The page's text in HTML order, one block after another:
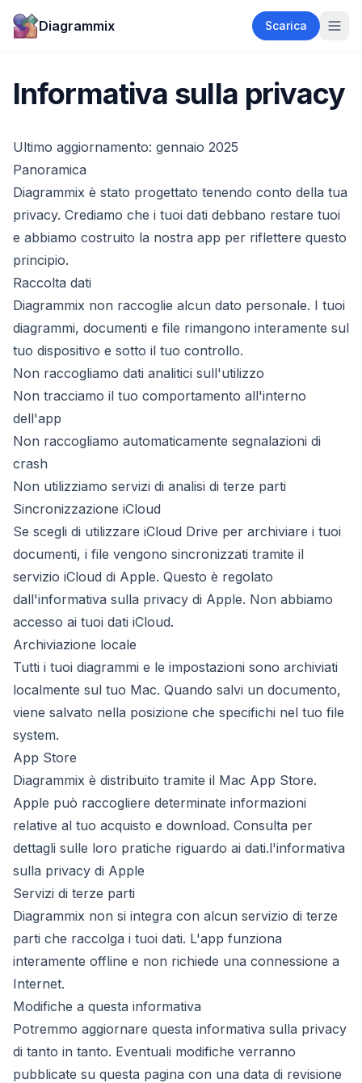
Diagrammix Scarica
Informativa sulla privacy
Ultimo aggiornamento: gennaio 2025
Panoramica
Diagrammix è stato progettato tenendo conto della tua
privacy. Crediamo che i tuoi dati debbano restare tuoi
e abbiamo costruito la nostra app per riflettere questo
principio.
Raccolta dati
Diagrammix non raccoglie alcun dato personale. I tuoi
diagrammi, documenti e file rimangono interamente sul
tuo dispositivo e sotto il tuo controllo.
Non raccogliamo dati analitici sull'utilizzo
Non tracciamo il tuo comportamento all'interno
dell'app
Non raccogliamo automaticamente segnalazioni di
crash
Non utilizziamo servizi di analisi di terze parti
Sincronizzazione iCloud
Se scegli di utilizzare iCloud Drive per archiviare i tuoi
documenti, i file vengono sincronizzati tramite il
servizio iCloud di Apple. Questo è regolato
dall'informativa sulla privacy di Apple. Non abbiamo
accesso ai tuoi dati iCloud.
Archiviazione locale
Tutti i tuoi diagrammi e le impostazioni sono archiviati
localmente sul tuo Mac. Quando salvi un documento,
viene salvato nella posizione che specifichi nel tuo file
system.
App Store
Diagrammix è distribuito tramite il Mac App Store.
Apple può raccogliere determinate informazioni
relative al tuo acquisto e download. Consulta per
dettagli sulle loro pratiche riguardo ai dati.l'informativa
sulla privacy di Apple
Servizi di terze parti
Diagrammix non si integra con alcun servizio di terze
parti che raccolga i tuoi dati. L'app funziona
interamente offline e non richiede una connessione a
Internet.
Modifiche a questa informativa
Potremmo aggiornare questa informativa sulla privacy
di tanto in tanto. Eventuali modifiche verranno
pubblicate su questa pagina con una data di revisione